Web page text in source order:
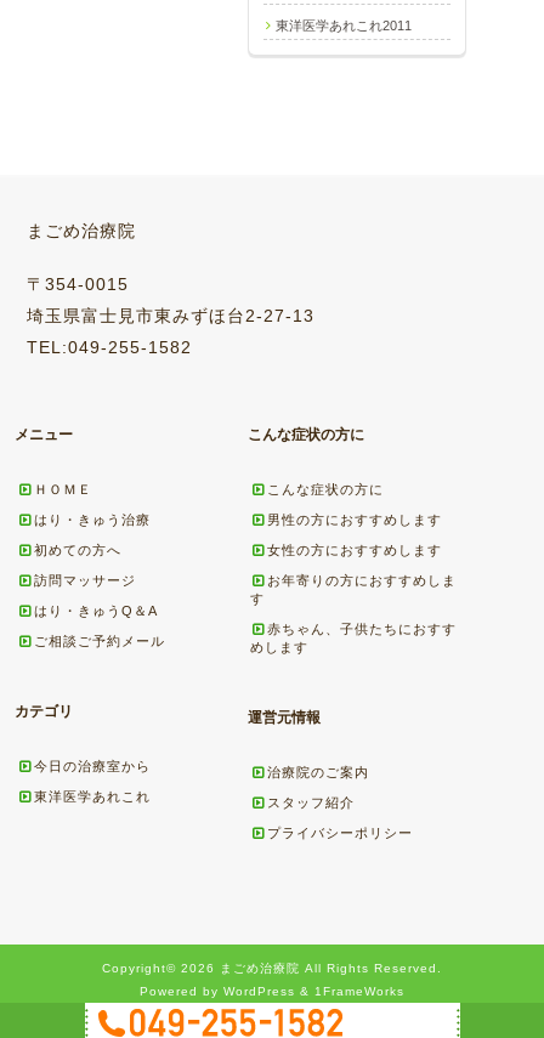
東洋医学あれこれ2011
まごめ治療院
〒354-0015
埼玉県富士見市東みずほ台2-27-13
TEL:049-255-1582
メニュー
ＨＯＭＥ
はり・きゅう治療
初めての方へ
訪問マッサージ
はり・きゅうQ＆A
ご相談ご予約メール
こんな症状の方に
こんな症状の方に
男性の方におすすめします
女性の方におすすめします
お年寄りの方におすすめしま
す
赤ちゃん、子供たちにおすす
めします
カテゴリ
今日の治療室から
東洋医学あれこれ
運営元情報
治療院のご案内
スタッフ紹介
プライバシーポリシー
Copyright© 2026 まごめ治療院 All Rights Reserved.
Powered by WordPress & 1FrameWorks